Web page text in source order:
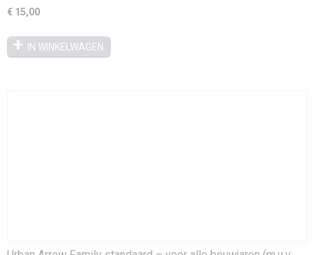
€ 15,00
IN WINKELWAGEN